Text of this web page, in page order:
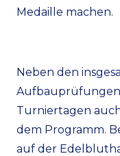
Medaille machen.
Neben den
Aufbauprüfungen
Turniertagen
dem Programm.
auf der